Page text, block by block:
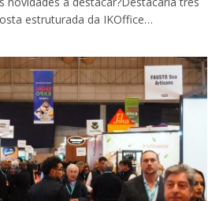
estruturada da IKOffice…